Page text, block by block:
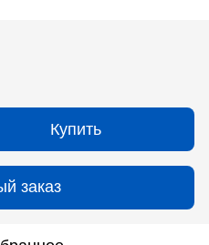
Купить
заказ